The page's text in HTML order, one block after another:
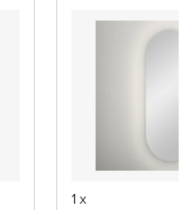
1 x